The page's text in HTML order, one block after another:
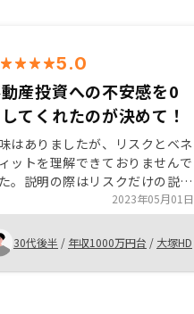
5.0
産投資への不安感を0
てくれたのが決めて！
はありましたが、リスクとベネ
ットを理解できておりませんで
。説明の際はリスクだけの説明
間を設けてくれており、その機会
ってリノシーへの信頼度が増し
した。あとは何より担当者の懇切
な対応が決めてでした！特にご
ません。今後も素晴らしい担当
2023年05月01日
30代後半 / 年収1000万円台 / 大塚HD